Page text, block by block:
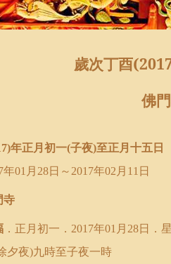
歲次丁酉
佛
年正月初一(子夜)至正月十五日
年01 月 28日 ～ 2017年02 月 11 日
寺
．正月初一． 2017年01 月 28日 ．
夕夜)九時至子夜一時